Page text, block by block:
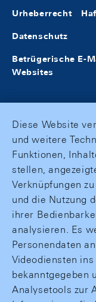
Urheberrecht
Datenschutz
Betrügerische E-
Websites
Diese Website
und weitere
Funktionen,
stellen,
Verknüpfungen
und die Nutzung
ihrer
analysieren. Es
Personendaten
Videodiensten
bekanntgegeben
Analysetools zur